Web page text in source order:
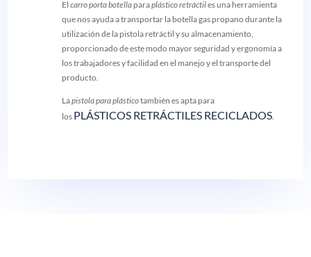
El carro porta botellaparaplástico retráctiles una herramienta
que nos ayuda a transportar la botella gas propano durante la
utilización de la pistola retráctil y su almacenamiento,
proporcionado de este modo mayor seguridad y ergonomía a
los trabajadores y facilidad en el manejo y el transporte del
producto.
Lapistola para plásticotambién es apta para
los PLÁSTICOS RETRÁCTILES RECICLADOS.